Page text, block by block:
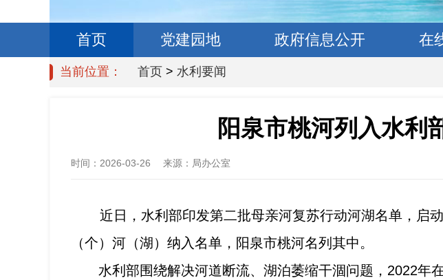
首页 党建园地 政府信息公开 在
当前位置： 首页 > 水利要闻
阳泉市桃河列入水利
时间： 2026-03-26 来源： 局办公室
近日，水利部印发第二批母亲河复苏行动河湖名单，启
（个）河（湖）纳入名单，阳泉市桃河名列其中。
水利部围绕解决河道断流、湖泊萎缩干涸问题，2022年